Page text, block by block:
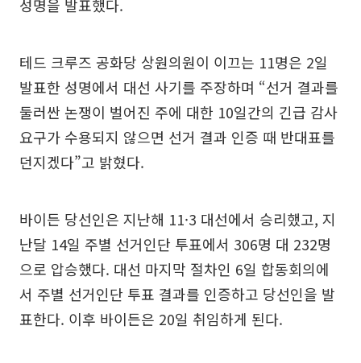
성명을 발표했다.
테드 크루즈 공화당 상원의원이 이끄는 11명은 2일
발표한 성명에서 대선 사기를 주장하며 “선거 결과를
둘러싼 논쟁이 벌어진 주에 대한 10일간의 긴급 감사
요구가 수용되지 않으면 선거 결과 인증 때 반대표를
던지겠다”고 밝혔다.
바이든 당선인은 지난해 11·3 대선에서 승리했고, 지
난달 14일 주별 선거인단 투표에서 306명 대 232명
으로 압승했다. 대선 마지막 절차인 6일 합동회의에
서 주별 선거인단 투표 결과를 인증하고 당선인을 발
표한다. 이후 바이든은 20일 취임하게 된다.